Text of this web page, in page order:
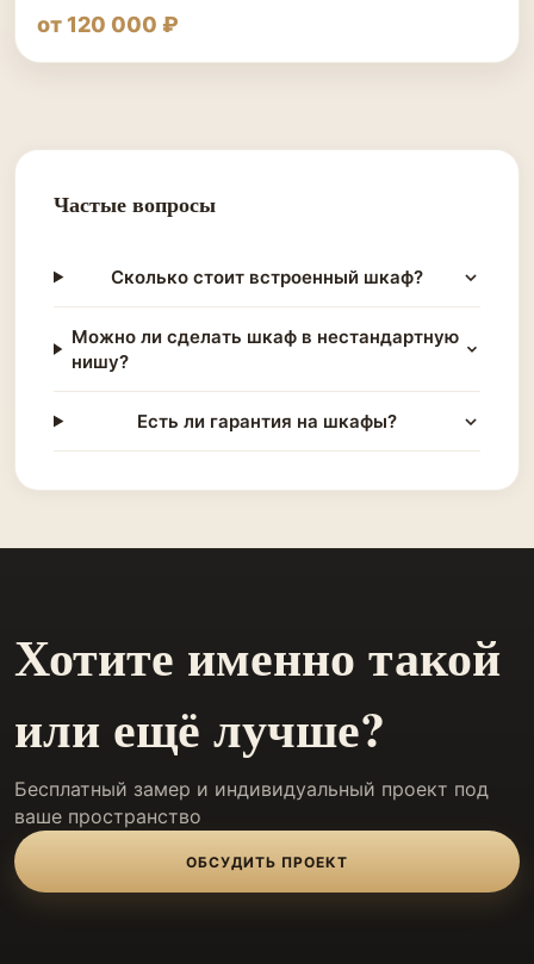
от 120 000 ₽
Частые вопросы
Сколько стоит встроенный шкаф?
Можно ли сделать шкаф в нестандартную
нишу?
Есть ли гарантия на шкафы?
Хотите именно такой
или ещё лучше?
Бесплатный замер и индивидуальный проект под
ваше пространство
ОБСУДИТЬ ПРОЕКТ